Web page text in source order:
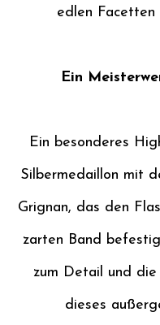
edlen Facetten
Ein
Ein besonderes
Silbermedaillon mit
Grignan, das den
zarten Band
zum Detail und
dieses